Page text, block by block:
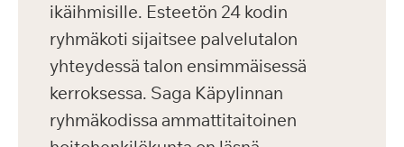
ikäihmisille. Esteetön 24 kodin
ryhmäkoti sijaitsee palvelutalon
yhteydessä talon ensimmäisessä
kerroksessa. Saga Käpylinnan
ryhmäkodissa ammattitaitoinen